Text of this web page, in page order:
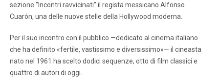
sezione “Incontri ravvicinati” il regista messicano Alfonso
Cuarón, una delle nuove stelle della Hollywood moderna.
Per il suo incontro con il pubblico —dedicato al cinema italiano
che ha definito «fertile, vastissimo e diversissimo»— il cineasta
nato nel 1961 ha scelto dodici sequenze, otto di film classici e
quattro di autori di oggi.